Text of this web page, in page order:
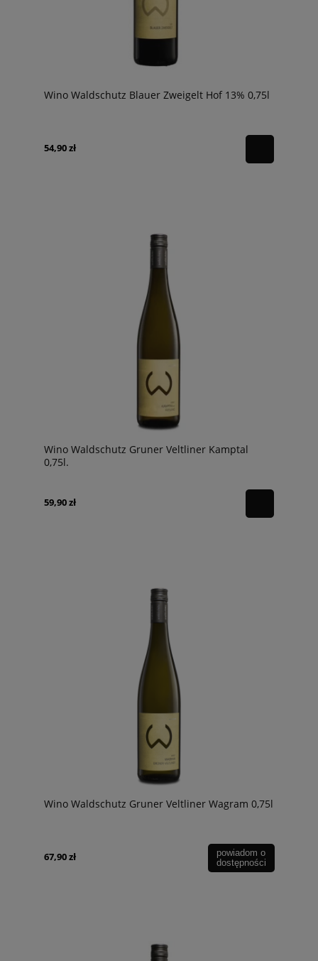
Wino Waldschutz Blauer Zweigelt Hof 13% 0,75l
54,90 zł
Wino Waldschutz Gruner Veltliner Kamptal
0,75l.
59,90 zł
Wino Waldschutz Gruner Veltliner Wagram 0,75l
67,90 zł
powiadom o
dostępności